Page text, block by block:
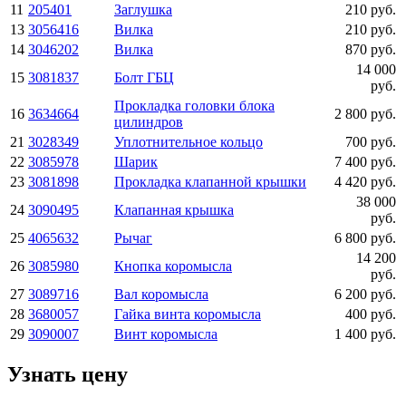
11 205401 Заглушка
210 руб.
13 3056416 Вилка
210 руб.
14 3046202 Вилка
870 руб.
15 3081837 Болт ГБЦ
14 000
руб.
16 3634664
Прокладка головки блока
цилиндров
2 800 руб.
21 3028349 Уплотнительное кольцо
700 руб.
22 3085978 Шарик
7 400 руб.
23 3081898 Прокладка клапанной крышки
4 420 руб.
24 3090495 Клапанная крышка
38 000
руб.
25 4065632 Рычаг
6 800 руб.
26 3085980 Кнопка коромысла
14 200
руб.
27 3089716 Вал коромысла
6 200 руб.
28 3680057 Гайка винта коромысла
400 руб.
29 3090007 Винт коромысла 1 400 руб.
Узнать цену